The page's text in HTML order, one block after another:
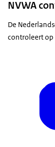
NVWA
De
controleert op